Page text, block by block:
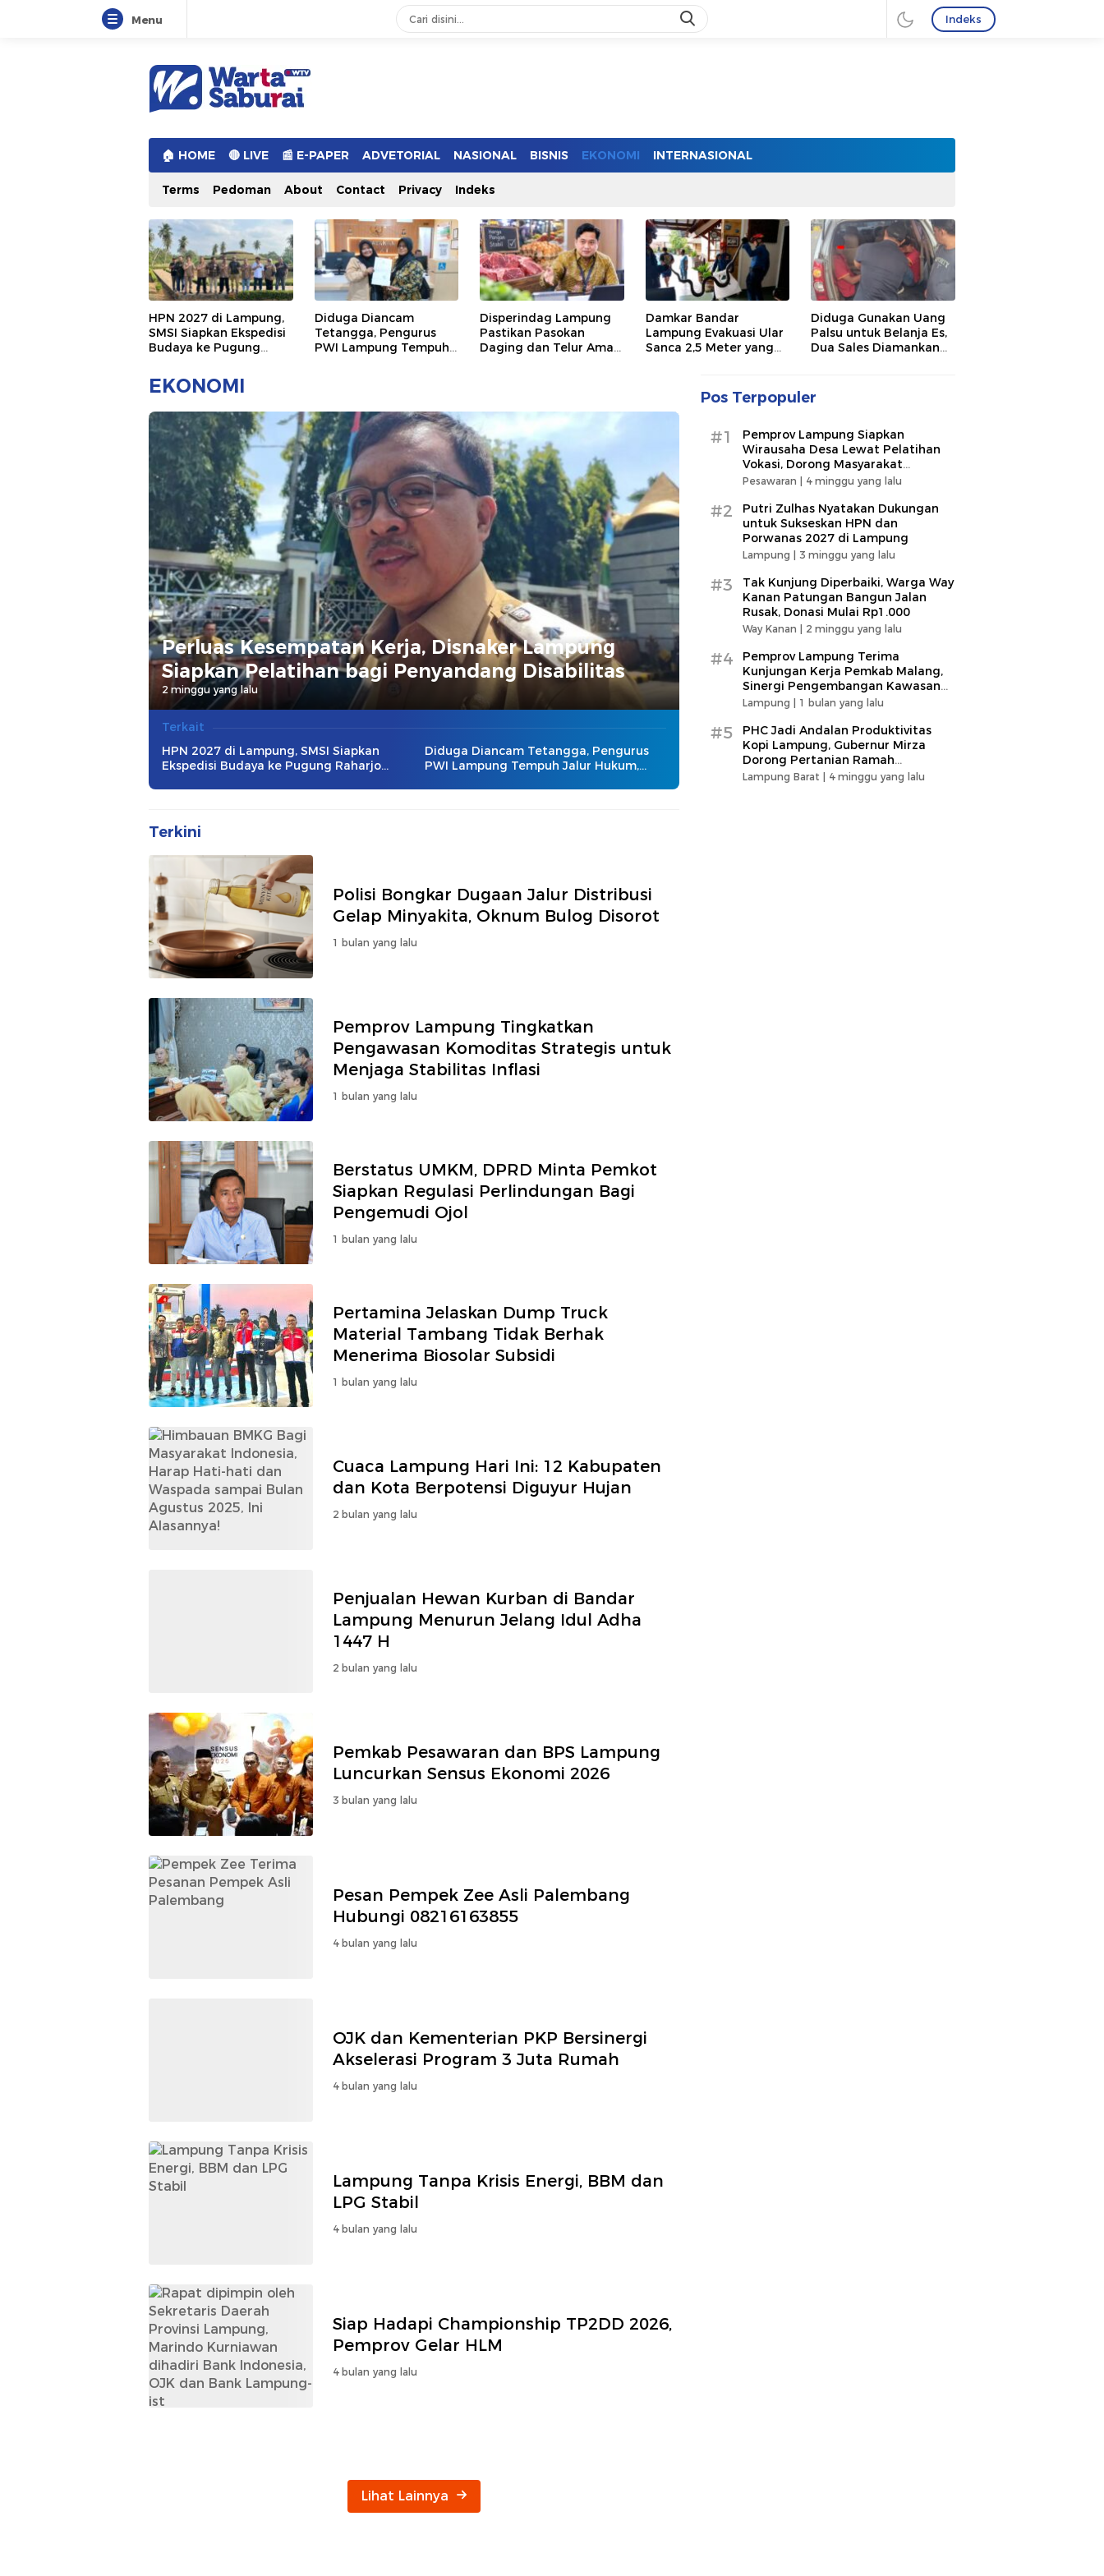
Menu Indeks
Warta Saburai
Sumber Informasi Terkini
🏠︎ HOME 🔴 LIVE 📰 E-PAPER ADVETORIAL NASIONAL BISNIS EKONOMI INTERNASIONAL
Terms Pedoman About Contact Privacy Indeks
HPN 2027 di Lampung,
SMSI Siapkan Ekspedisi
Budaya ke Pugung
Kambas
Diduga Diancam
Tetangga, Pengurus
PWI Lampung Tempuh
Disperindag Lampung
Pastikan Pasokan
Daging dan Telur Aman,
Damkar Bandar
Lampung Evakuasi Ular
Sanca 2,5 Meter yang
Diduga Gunakan Uang
Palsu untuk Belanja Es,
Dua Sales Diamankan
EKONOMI
Perluas Kesempatan Kerja, Disnaker Lampung
Siapkan Pelatihan bagi Penyandang Disabilitas
2 minggu yang lalu
Terkait
HPN 2027 di Lampung, SMSI Siapkan
Ekspedisi Budaya ke Pugung Raharjo
Diduga Diancam Tetangga, Pengurus
PWI Lampung Tempuh Jalur Hukum,
Terkini
Polisi Bongkar Dugaan Jalur Distribusi
Gelap Minyakita, Oknum Bulog Disorot
1 bulan yang lalu
Pemprov Lampung Tingkatkan
Pengawasan Komoditas Strategis untuk
Menjaga Stabilitas Inflasi
1 bulan yang lalu
Berstatus UMKM, DPRD Minta Pemkot
Siapkan Regulasi Perlindungan Bagi
Pengemudi Ojol
1 bulan yang lalu
Pertamina Jelaskan Dump Truck
Material Tambang Tidak Berhak
Menerima Biosolar Subsidi
1 bulan yang lalu
Cuaca Lampung Hari Ini: 12 Kabupaten
dan Kota Berpotensi Diguyur Hujan
2 bulan yang lalu
Penjualan Hewan Kurban di Bandar
Lampung Menurun Jelang Idul Adha
1447 H
2 bulan yang lalu
Pemkab Pesawaran dan BPS Lampung
Luncurkan Sensus Ekonomi 2026
3 bulan yang lalu
Pesan Pempek Zee Asli Palembang
Hubungi 08216163855
4 bulan yang lalu
OJK dan Kementerian PKP Bersinergi
Akselerasi Program 3 Juta Rumah
4 bulan yang lalu
Lampung Tanpa Krisis Energi, BBM dan
LPG Stabil
4 bulan yang lalu
Siap Hadapi Championship TP2DD 2026,
Pemprov Gelar HLM
4 bulan yang lalu
Lihat Lainnya
Pos Terpopuler
#1
Pemprov Lampung Siapkan
Wirausaha Desa Lewat Pelatihan
Vokasi, Dorong Masyarakat
Ciptakan Lapangan Kerja
Pesawaran | 4 minggu yang lalu
#2
Putri Zulhas Nyatakan Dukungan
untuk Sukseskan HPN dan
Porwanas 2027 di Lampung
Lampung | 3 minggu yang lalu
#3
Tak Kunjung Diperbaiki, Warga Way
Kanan Patungan Bangun Jalan
Rusak, Donasi Mulai Rp1.000
Way Kanan | 2 minggu yang lalu
#4
Pemprov Lampung Terima
Kunjungan Kerja Pemkab Malang,
Sinergi Pengembangan Kawasan
Industri dan Investasi
Lampung | 1 bulan yang lalu
#5
PHC Jadi Andalan Produktivitas
Kopi Lampung, Gubernur Mirza
Dorong Pertanian Ramah
Lingkungan
Lampung Barat | 4 minggu yang lalu